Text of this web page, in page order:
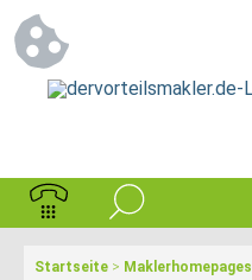
Startseite > Maklerhomepages